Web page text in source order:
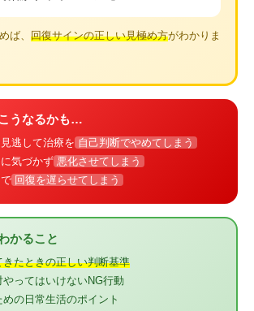
ば、 回復サインの正しい見極め方がわかりま
うなるかも…
逃して治療を 自己判断でやめてしまう
気づかず 悪化させてしまう
回復を遅らせてしまう
かること
きたときの正しい判断基準
やってはいけないNG行動
の日常生活のポイント